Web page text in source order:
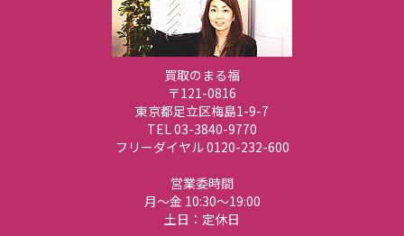
買取のまる福
〒121-0816
東京都足立区梅島1-9-7
TEL 03-3840-9770
フリーダイヤル 0120-232-600
営業委時間
月～金 10:30～19:00
土日：定休日